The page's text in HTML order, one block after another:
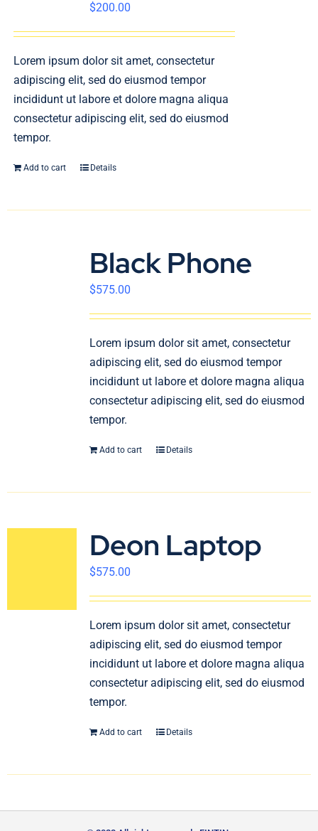
$200.00
Lorem ipsum dolor sit amet, consectetur
adipiscing elit, sed do eiusmod tempor
incididunt ut labore et dolore magna aliqua
consectetur adipiscing elit, sed do eiusmod
tempor.
Add to cart Details
Black Phone
$575.00
Lorem ipsum dolor sit amet, consectetur
adipiscing elit, sed do eiusmod tempor
incididunt ut labore et dolore magna aliqua
consectetur adipiscing elit, sed do eiusmod
tempor.
Add to cart Details
Deon Laptop
$575.00
Lorem ipsum dolor sit amet, consectetur
adipiscing elit, sed do eiusmod tempor
incididunt ut labore et dolore magna aliqua
consectetur adipiscing elit, sed do eiusmod
tempor.
Add to cart Details